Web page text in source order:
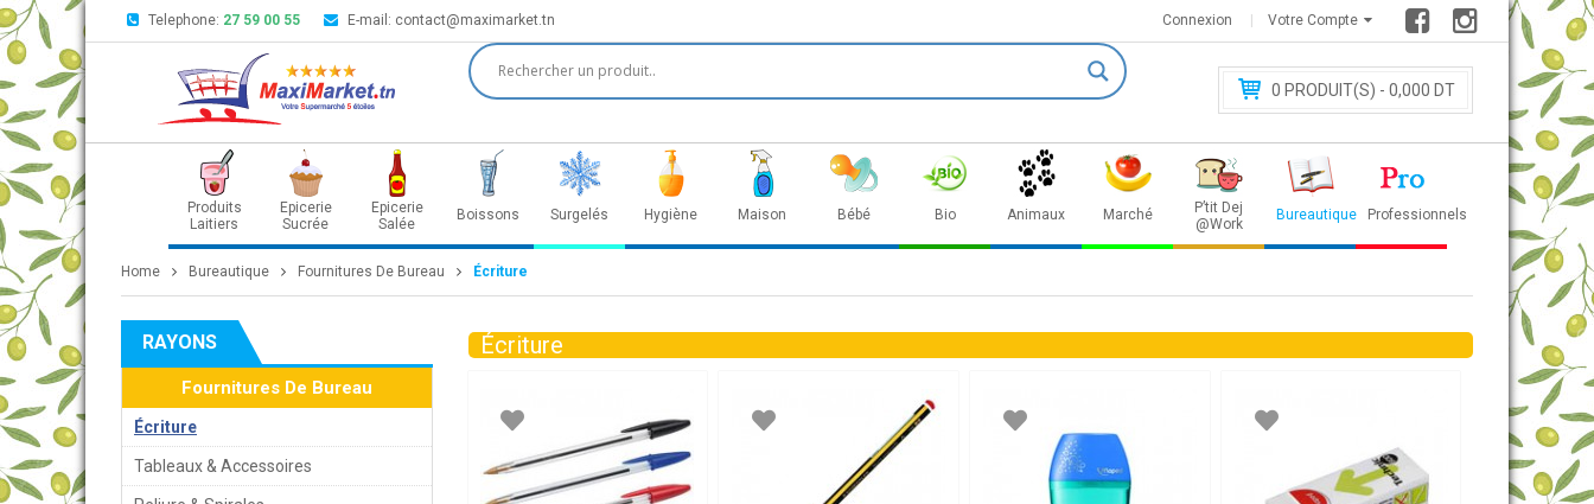
Telephone: 27 59 00 55 E-mail: contact@maximarket.tn Votre Compte
Connexion
0 PRODUIT(S) - 0,000 DT
Produits
Laitiers
Epicerie
Sucrée
Epicerie
Salée
Boissons Surgelés Hygiène Maison Bébé Bio Animaux Marché
P’tit Dej
@Work
Bureautique Professionnels
Home Bureautique Fournitures De Bureau Écriture
RAYONS
Fournitures De Bureau
Écriture
Tableaux & Accessoires
Écriture